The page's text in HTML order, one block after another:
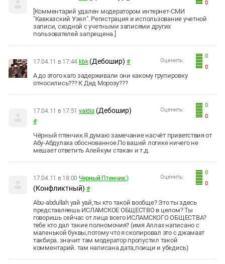
0
[Комментарий удален модератором интернет-СМИ
"Кавказский Узел". Регистрация и использование учетной
записи, сходной с учетными записями других
пользователей запрещена.]
0
0
Оценить:
17.04.11 в 17:44 kbk (Дебошир) #
А до этого каго задерживали они какому групировку
относились??? К Дед Морозу???
0
0
Оценить:
17.04.11 в 17:51 valdis (Дебошир)
#
Чёрный птенчик.Я думаю замечание насчёт приветствия от
Абу-Абдулаха обоснованное.По вашей логике ничего не
мешает ответить Алейкум стакан и т.д.
0
0
Оценить:
17.04.11 в 18:00 Черный Птенчик:)
(Конфликтный) #
Abu-abdullah уай уай,ты кто такой вообще? Это ты здесь
представляешь ИСЛАМСКОЕ ОБЩЕСТВО в целом? Ты
говоришь сейчас от лица всего ИСЛАМСКОГО ОБЩЕСТВА?
тебе кто дал такие полномочия? (имя Аллах написано с
маленькой буквы,потому что я скопировал это с джамаат
такбира. значит там модератор пропустил такой
комментарий. там написана дата,поищи и убедись)